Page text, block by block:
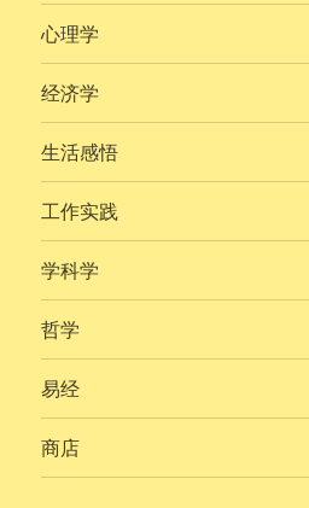
心理学
经济学
生活感悟
工作实践
学科学
哲学
易经
商店